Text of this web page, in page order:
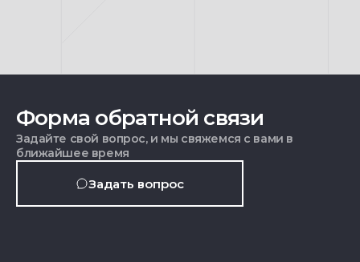
Форма обратной связи
Задайте свой вопрос, и мы свяжемся с вами в
ближайшее время
Задать вопрос